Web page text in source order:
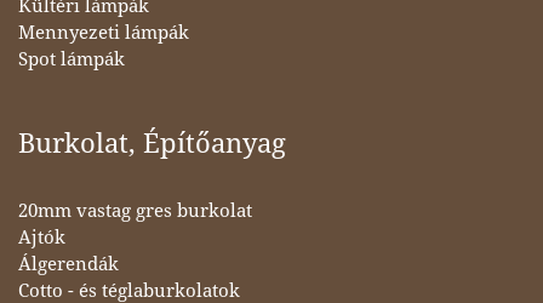
Kültéri lámpák
Mennyezeti lámpák
Spot lámpák
Burkolat, Építőanyag
20mm vastag gres burkolat
Ajtók
Álgerendák
Cotto - és téglaburkolatok